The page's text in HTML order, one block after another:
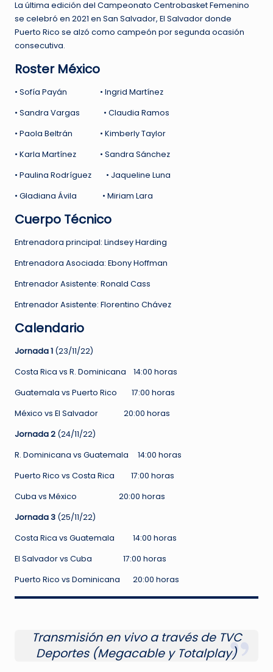
La última edición del Campeonato Centrobasket Femenino
se celebró en 2021 en San Salvador, El Salvador donde
Puerto Rico se alzó como campeón por segunda ocasión
consecutiva.
Roster México
• Sofía Payán • Ingrid Martínez
• Sandra Vargas • Claudia Ramos
• Paola Beltrán • Kimberly Taylor
• Karla Martínez • Sandra Sánchez
• Paulina Rodríguez • Jaqueline Luna
• Gladiana Ávila • Miriam Lara
Cuerpo Técnico
Entrenadora principal: Lindsey Harding
Entrenadora Asociada: Ebony Hoffman
Entrenador Asistente: Ronald Cass
Entrenador Asistente: Florentino Chávez
Calendario
Jornada 1 (23/11/22)
Costa Rica vs R. Dominicana 14:00 horas
Guatemala vs Puerto Rico 17:00 horas
México vs El Salvador 20:00 horas
Jornada 2 (24/11/22)
R. Dominicana vs Guatemala 14:00 horas
Puerto Rico vs Costa Rica 17:00 horas
Cuba vs México 20:00 horas
Jornada 3 (25/11/22)
Costa Rica vs Guatemala 14:00 horas
El Salvador vs Cuba 17:00 horas
Puerto Rico vs Dominicana 20:00 horas
Transmisión en vivo a través de TVC
Deportes (Megacable y Totalplay)